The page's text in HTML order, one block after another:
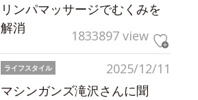
リンパマッサージでむくみを
解消
1833897 view
2025/12/11
ライフスタイル
マシンガンズ滝沢さんに聞